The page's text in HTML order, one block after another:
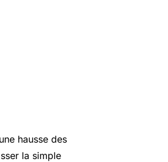
hausse des
la simple